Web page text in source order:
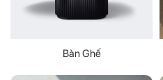
Bàn Ghế